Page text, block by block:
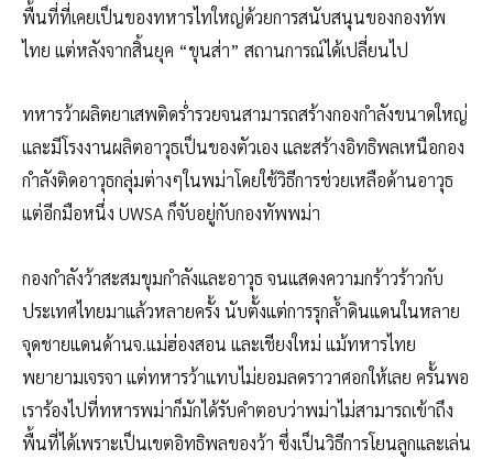
พื้นที่ที่เคยเป็นของทหารไทใหญ่ด้วยการสนับสนุนของกองทัพ
ไทย แต่หลังจากสิ้นยุค “ขุนส่า” สถานการณ์ได้เปลี่ยนไป
ทหารว้าผลิตยาเสพติดร่ำรวยจนสามารถสร้างกองกำลังขนาดใหญ่
และมีโรงงานผลิตอาวุธเป็นของตัวเอง และสร้างอิทธิพลเหนือกอง
กำลังติดอาวุธกลุ่มต่างๆในพม่าโดยใช้วิธีการช่วยเหลือด้านอาวุธ
แต่อีกมือหนึ่ง UWSA ก็จับอยู่กับกองทัพพม่า
กองกำลังว้าสะสมขุมกำลังและอาวุธ จนแสดงความกร้าวร้าวกับ
ประเทศไทยมาแล้วหลายครั้ง นับตั้งแต่การรุกล้ำดินแดนในหลาย
จุดชายแดนด้านจ.แม่ฮ่องสอน และเชียงใหม่ แม้ทหารไทย
พยายามเจรจา แต่ทหารว้าแทบไม่ยอมลดราวาศอกให้เลย ครั้นพอ
เราร้องไปที่ทหารพม่าก็มักได้รับคำตอบว่าพม่าไม่สามารถเข้าถึง
พื้นที่ได้เพราะเป็นเขตอิทธิพลของว้า ซึ่งเป็นวิธีการโยนลูกและเล่น